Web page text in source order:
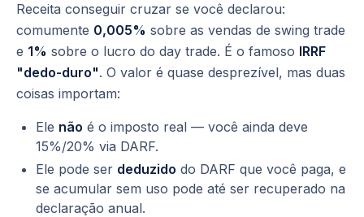
Receita conseguir cruzar se você declarou:
comumente 0,005% sobre as vendas de swing trade
e 1% sobre o lucro do day trade. É o famoso IRRF
"dedo-duro". O valor é quase desprezível, mas duas
coisas importam:
Ele não é o imposto real — você ainda deve
15%/20% via DARF.
Ele pode ser deduzido do DARF que você paga, e
se acumular sem uso pode até ser recuperado na
declaração anual.